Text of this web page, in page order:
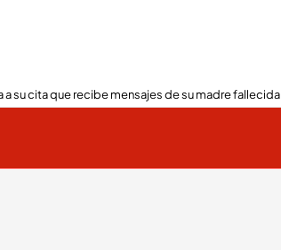
a su cita que recibe mensajes de su madre fallecida